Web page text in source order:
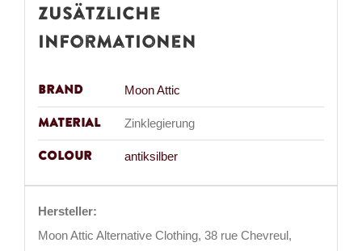
Zusätzliche
Informationen
Brand Moon Attic
Material Zinklegierung
Colour antiksilber
Hersteller:
Moon Attic Alternative Clothing, 38 rue Chevreul,